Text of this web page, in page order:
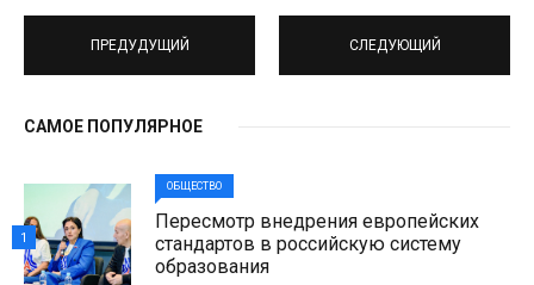
ПРЕДУДУЩИЙ СЛЕДУЮЩИЙ
САМОЕ ПОПУЛЯРНОЕ
ОБЩЕСТВО
Пересмотр внедрения европейских
стандартов в российскую систему
образования
1